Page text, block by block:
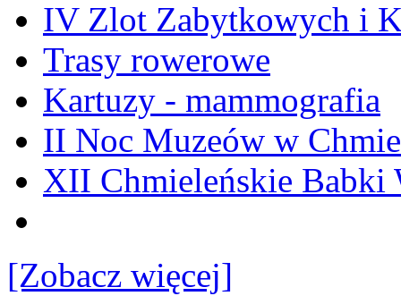
IV Zlot Zabytkowych i
Trasy rowerowe
Kartuzy - mammografia
II Noc Muzeów w
XII Chmieleńskie Babki
[Zobacz więcej]